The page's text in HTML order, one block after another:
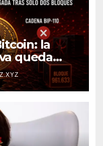
la
queda
solo dos